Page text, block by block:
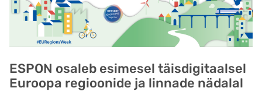
ESPON osaleb esimesel täisdigitaalsel
Euroopa regioonide ja linnade nädalal